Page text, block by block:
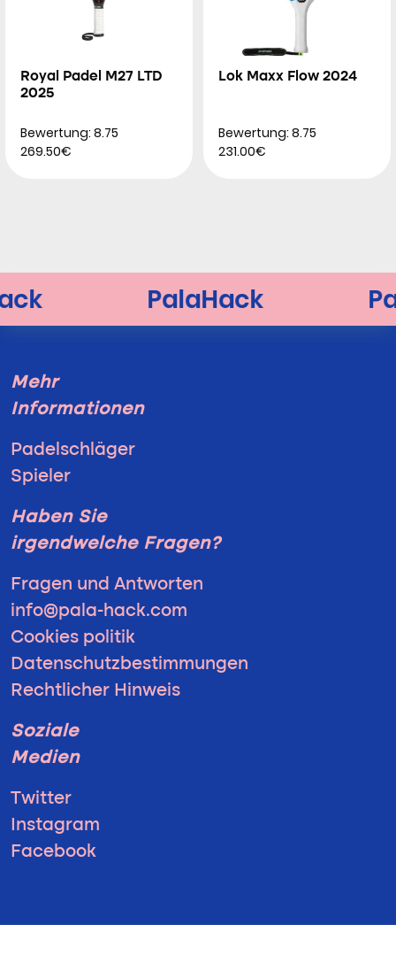
Royal Padel M27 LTD
2025
Bewertung: 8.75
269.50€
Lok Maxx Flow 2024
Bewertung: 8.75
231.00€
Mehr
Informationen
Padelschläger
Spieler
Haben Sie
irgendwelche Fragen?
Fragen und Antworten
info@pala-hack.com
Cookies politik
Datenschutzbestimmungen
Rechtlicher Hinweis
Soziale
Medien
Twitter
Instagram
Facebook